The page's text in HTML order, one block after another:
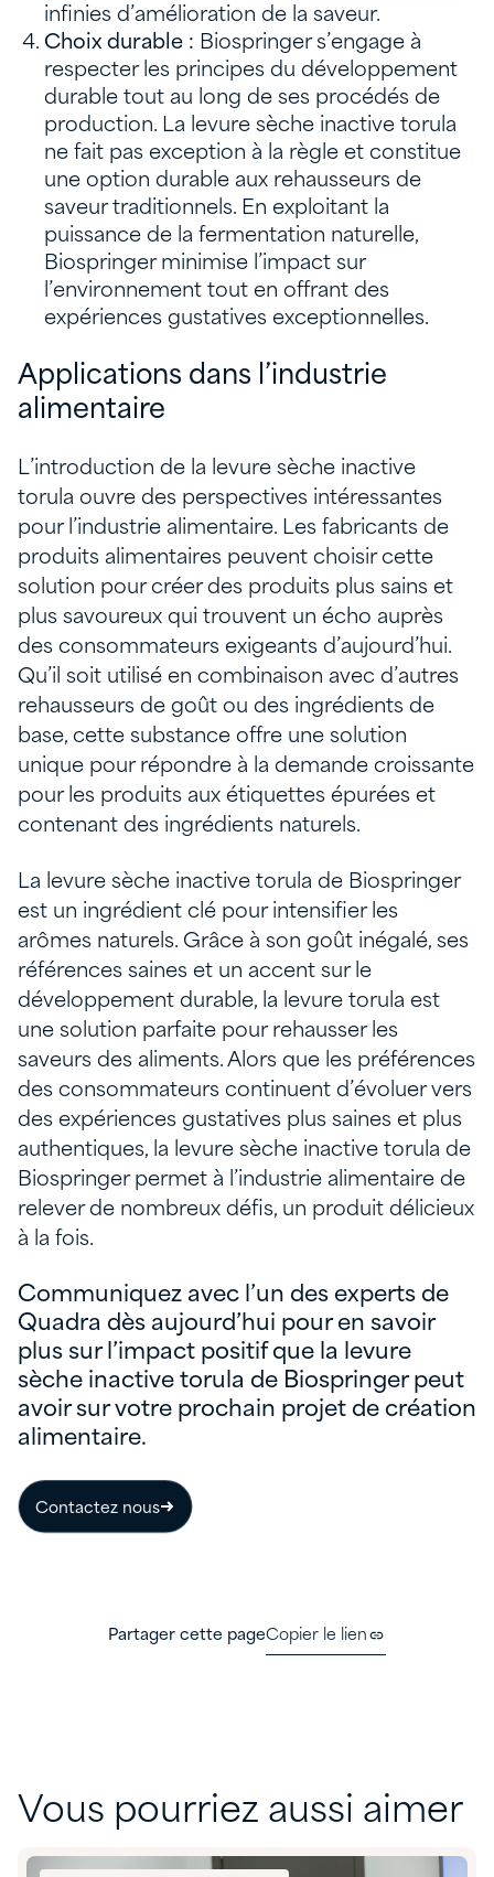
infinies d’amélioration de la saveur.
Choix durable : Biospringer s’engage à
respecter les principes du développement
durable tout au long de ses procédés de
production. La levure sèche inactive torula
ne fait pas exception à la règle et constitue
une option durable aux rehausseurs de
saveur traditionnels. En exploitant la
puissance de la fermentation naturelle,
Biospringer minimise l’impact sur
l’environnement tout en offrant des
expériences gustatives exceptionnelles.
Applications dans l’industrie
alimentaire
L’introduction de la levure sèche inactive
torula ouvre des perspectives intéressantes
pour l’industrie alimentaire. Les fabricants de
produits alimentaires peuvent choisir cette
solution pour créer des produits plus sains et
plus savoureux qui trouvent un écho auprès
des consommateurs exigeants d’aujourd’hui.
Qu’il soit utilisé en combinaison avec d’autres
rehausseurs de goût ou des ingrédients de
base, cette substance offre une solution
unique pour répondre à la demande croissante
pour les produits aux étiquettes épurées et
contenant des ingrédients naturels.
La levure sèche inactive torula de Biospringer
est un ingrédient clé pour intensifier les
arômes naturels. Grâce à son goût inégalé, ses
références saines et un accent sur le
développement durable, la levure torula est
une solution parfaite pour rehausser les
saveurs des aliments. Alors que les préférences
des consommateurs continuent d’évoluer vers
des expériences gustatives plus saines et plus
authentiques, la levure sèche inactive torula de
Biospringer permet à l’industrie alimentaire de
relever de nombreux défis, un produit délicieux
à la fois.
Communiquez avec l’un des experts de
Quadra dès aujourd’hui pour en savoir
plus sur l’impact positif que la levure
sèche inactive torula de Biospringer peut
avoir sur votre prochain projet de création
alimentaire.
Contactez nous
Partager cette pageCopier le lien
Vous pourriez aussi aimer